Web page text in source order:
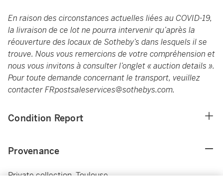
En raison des circonstances actuelles liées au COVID-19,
la livraison de ce lot ne pourra intervenir qu’après la
réouverture des locaux de Sotheby’s dans lesquels il se
trouve. Nous vous remercions de votre compréhension et
nous vous invitons à consulter l’onglet « auction details ».
Pour toute demande concernant le transport, veuillez
contacterFRpostsaleservices@sothebys.com.
Condition Report
Provenance
Private collection, Toulouse